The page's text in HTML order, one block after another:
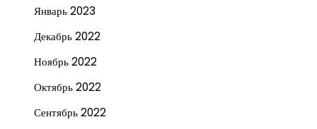
Январь 2023
Декабрь 2022
Ноябрь 2022
Октябрь 2022
Сентябрь 2022